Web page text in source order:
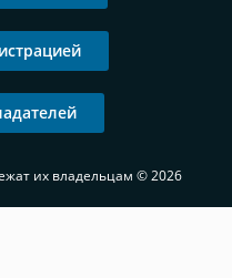
их владельцам © 2026